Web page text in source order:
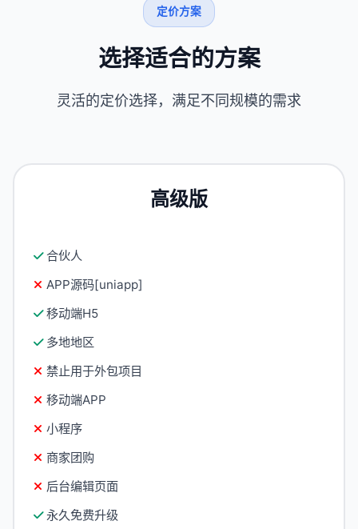
定价方案
选择适合的方案
灵活的定价选择，满足不同规模的需求
高级版
合伙人
APP源码[uniapp]
移动端H5
多地地区
禁止用于外包项目
移动端APP
小程序
商家团购
后台编辑页面
永久免费升级